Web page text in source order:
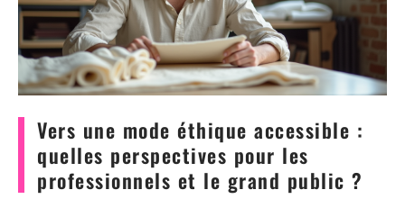
Vers une mode éthique accessible :
quelles perspectives pour les
professionnels et le grand public ?